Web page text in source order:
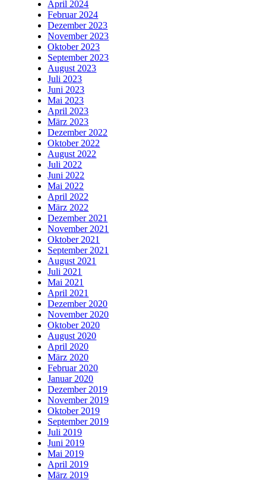
April 2024
Februar 2024
Dezember 2023
November 2023
Oktober 2023
September 2023
August 2023
Juli 2023
Juni 2023
Mai 2023
April 2023
März 2023
Dezember 2022
Oktober 2022
August 2022
Juli 2022
Juni 2022
Mai 2022
April 2022
März 2022
Dezember 2021
November 2021
Oktober 2021
September 2021
August 2021
Juli 2021
Mai 2021
April 2021
Dezember 2020
November 2020
Oktober 2020
August 2020
April 2020
März 2020
Februar 2020
Januar 2020
Dezember 2019
November 2019
Oktober 2019
September 2019
Juli 2019
Juni 2019
Mai 2019
April 2019
März 2019